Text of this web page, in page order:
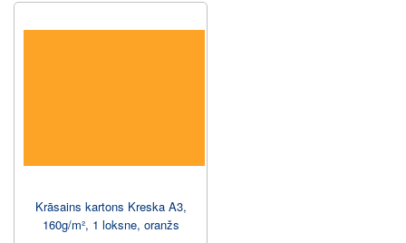
Krāsains kartons Kreska A3,
160g/m², 1 loksne, oranžs